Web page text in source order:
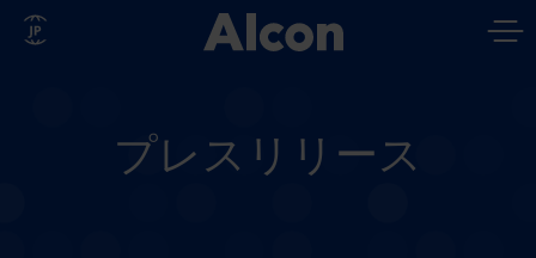
Skip
main
プレスリリース